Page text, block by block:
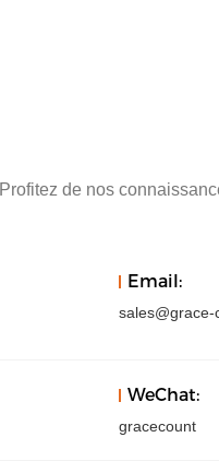
Profitez de nos
Email:
sales@grace-
WeChat:
gracecount